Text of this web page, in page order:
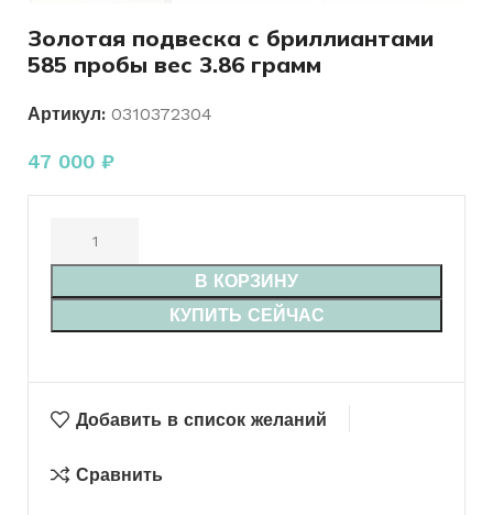
Золотая подвеска с бриллиантами
585 пробы вес 3.86 грамм
Артикул: 0310372304
47 000 ₽
В КОРЗИНУ
КУПИТЬ СЕЙЧАС
Добавить в список желаний
Сравнить